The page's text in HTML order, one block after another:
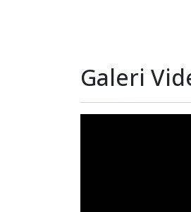
Galeri